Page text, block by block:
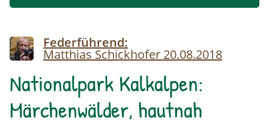
ImageFederführend:
Matthias Schickhofer 20.08.2018
Nationalpark Kalkalpen:
Märchenwälder, hautnah